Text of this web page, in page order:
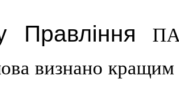
Правління
визнано кращим